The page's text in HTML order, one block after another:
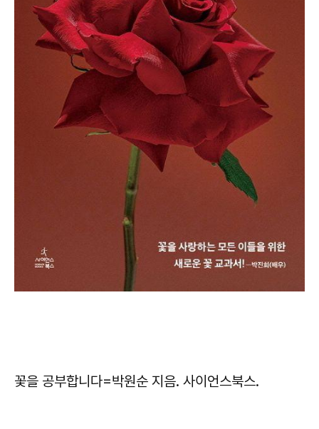
꽃을 공부합니다=박원순 지음. 사이언스북스.